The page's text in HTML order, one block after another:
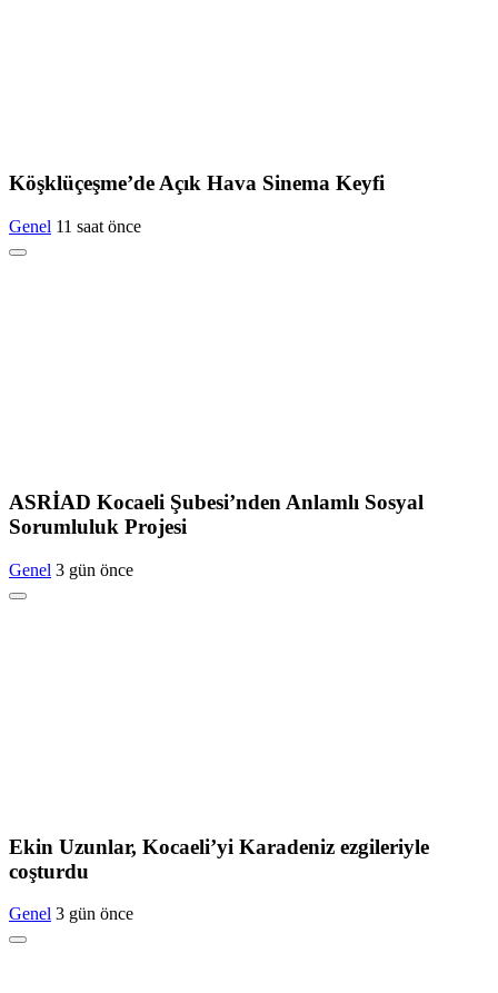
Köşklüçeşme’de Açık Hava Sinema Keyfi
Genel 11 saat önce
ASRİAD Kocaeli Şubesi’nden Anlamlı Sosyal
Sorumluluk Projesi
Genel 3 gün önce
Ekin Uzunlar, Kocaeli’yi Karadeniz ezgileriyle
coşturdu
Genel 3 gün önce